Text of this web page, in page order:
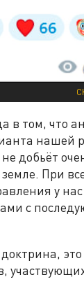
в том, что
добьёт
При
у
с